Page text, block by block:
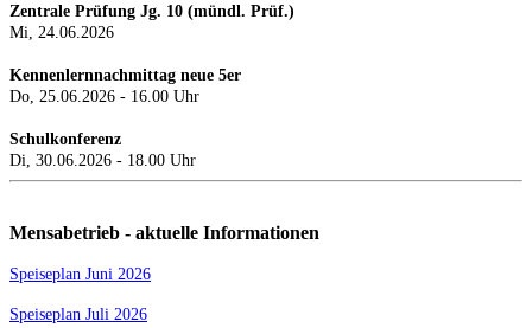
Zentrale Prüfung Jg. 10 (mündl. Prüf.)
Mi, 24.06.2026
Kennenlernnachmittag neue 5er
Do, 25.06.2026 - 16.00 Uhr
Schulkonferenz
Di, 30.06.2026 - 18.00 Uhr
Mensabetrieb - aktuelle Informationen
Speiseplan Juni 2026
Speiseplan Juli 2026